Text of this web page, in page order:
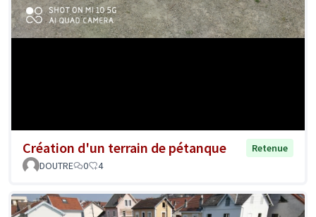
Création d'un terrain de pétanque
Retenue
DOUTRE
0 4